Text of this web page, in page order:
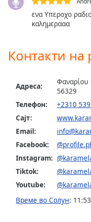
opens
subtitles
settings
subtitles
off,
Track
Picture-
in-
Picture
Fullscreen
modal
window.
ενα Υπεροχο
καλημερααα
Контакти на
Адреса:
Φαναρίου
56329
Телефон:
+2310
Сајт:
Email:
Facebook:
Instagram:
Tiktok:
Youtube:
Време во Солун: 11:53